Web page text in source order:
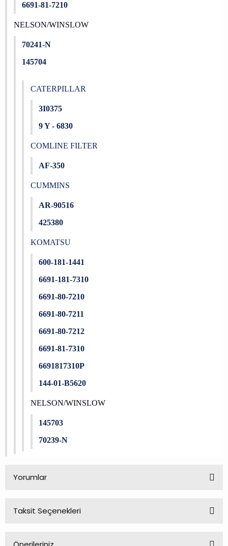
6691-81-7210
NELSON/WINSLOW
70241-N
145704
CATERPILLAR
3I0375
9 Y - 6830
COMLINE FILTER
AF-350
CUMMINS
AR-90516
425380
KOMATSU
600-181-1441
6691-181-7310
6691-80-7210
6691-80-7211
6691-80-7212
6691-81-7310
6691817310P
144-01-B5620
NELSON/WINSLOW
145703
70239-N
Yorumlar
Taksit Seçenekleri